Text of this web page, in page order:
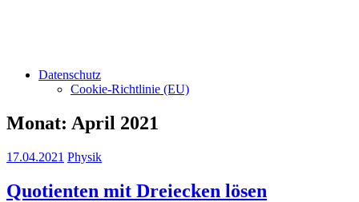
Datenschutz
Cookie-Richtlinie (EU)
Monat: April 2021
17.04.2021 Physik
Quotienten mit Dreiecken lösen